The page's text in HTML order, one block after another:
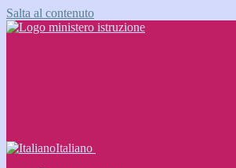
Salta al contenuto
Italiano